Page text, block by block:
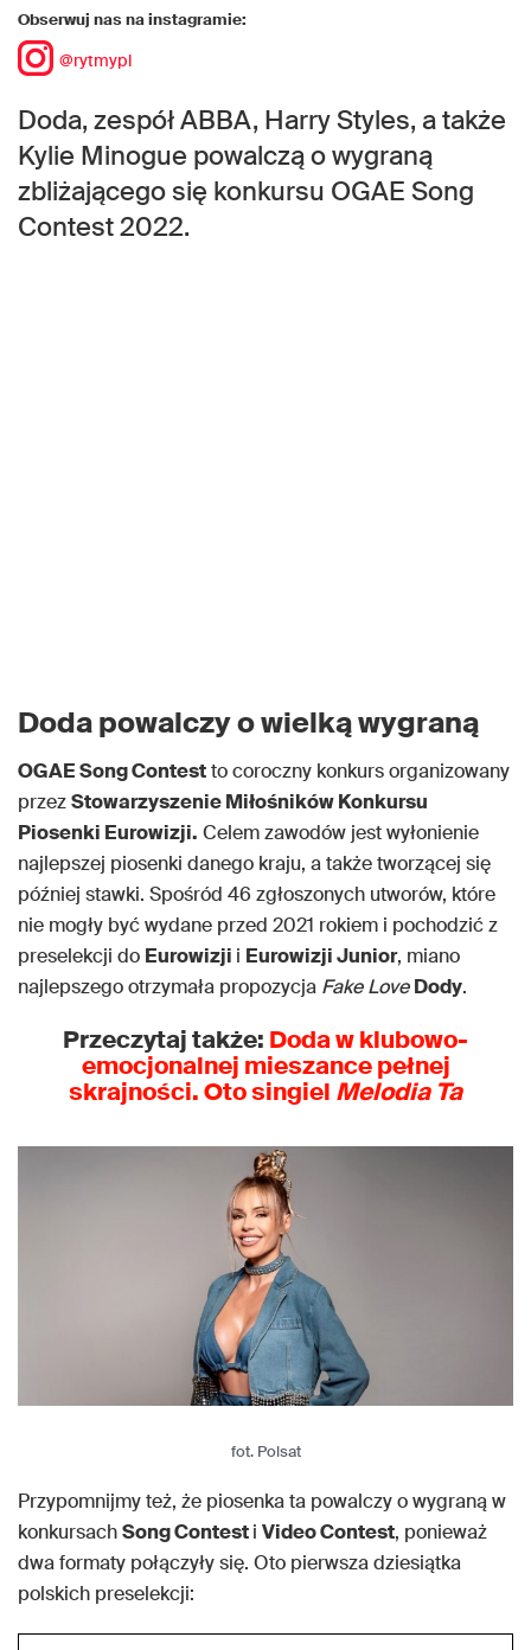
Obserwuj nas na instagramie:
@rytmypl
Doda, zespół ABBA, Harry Styles, a także
Kylie Minogue powalczą o wygraną
zbliżającego się konkursu OGAE Song
Contest 2022.
Doda powalczy o wielką wygraną
OGAE Song Contestto coroczny konkurs organizowany
przezStowarzyszenie Miłośników Konkursu
Piosenki Eurowizji. Celem zawodów jest wyłonienie
najlepszej piosenki danego kraju, a także tworzącej się
później stawki. Spośród 46 zgłoszonych utworów, które
nie mogły być wydane przed 2021 rokiem i pochodzić z
preselekcji do Eurowizji i Eurowizji Junior, miano
najlepszego otrzymała propozycja Fake Love Dody.
Przeczytaj także: Doda w klubowo-
emocjonalnej mieszance pełnej
skrajności. Oto singiel Melodia Ta
fot. Polsat
Przypomnijmy też, że piosenka ta powalczy o wygraną w
konkursachSong Contesti Video Contest, ponieważ
dwa formaty połączyły się. Oto pierwsza dziesiątka
polskich preselekcji: